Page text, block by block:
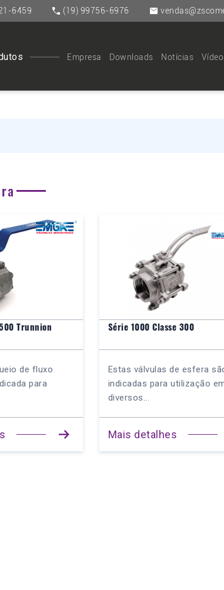
6459 (19) 99756-6976
Empresa Downloads Notícias
Trunnion
de fluxo
para
Série 1000 Classe 300
Estas válvulas de esfera
indicadas para utilização
diversos...
Mais detalhes